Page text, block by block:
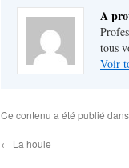
A
tous
Voir
Ce contenu a été publié dans
← La houle